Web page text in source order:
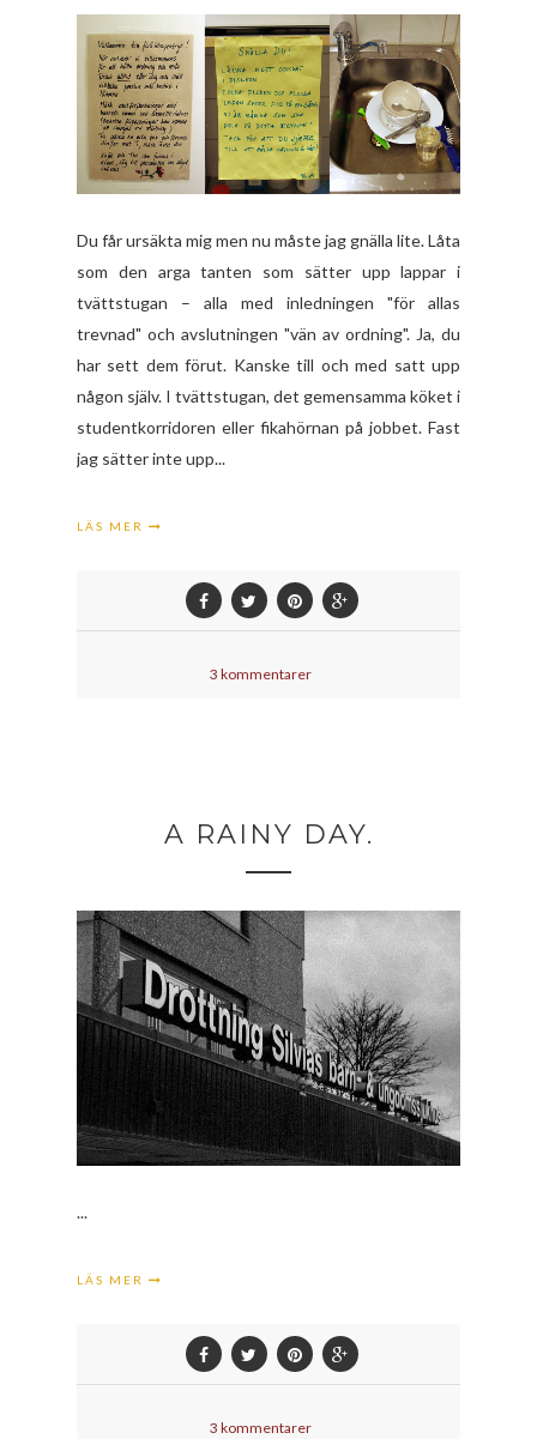
Du får ursäkta mig men nu måste jag gnälla lite. Låta
som den arga tanten som sätter upp lappar i
tvättstugan – alla med inledningen "för allas
trevnad" och avslutningen "vän av ordning". Ja, du
har sett dem förut. Kanske till och med satt upp
någon själv. I tvättstugan, det gemensamma köket i
studentkorridoren eller fikahörnan på jobbet. Fast
jag sätter inte upp...
LÄS MER
3 kommentarer
A RAINY DAY.
...
LÄS MER
3 kommentarer